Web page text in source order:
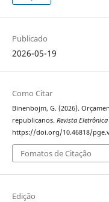
Publicado
2026-05-19
Como Citar
Binenbojm, G. (2026).
republicanos. Revista Eletrônica
https://doi.org/10.46818/
Fomatos de Citação
Edição